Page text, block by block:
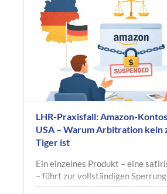
LHR-Praxisfall: Amazon-
USA – Warum Arbitration kein
Tiger ist
Ein einzelnes Produkt – eine
– führt zur vollständigen
Accounts in den USA. Was in